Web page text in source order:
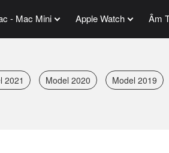
- Mac Mini Apple Watch Âm
2021 Model 2020 Model 2019